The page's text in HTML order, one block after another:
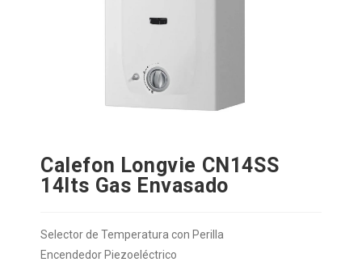
Calefon Longvie CN14SS
14lts Gas Envasado
Selector de Temperatura con Perilla
Encendedor Piezoeléctrico